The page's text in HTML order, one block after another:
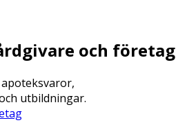
och företag
utbildningar.